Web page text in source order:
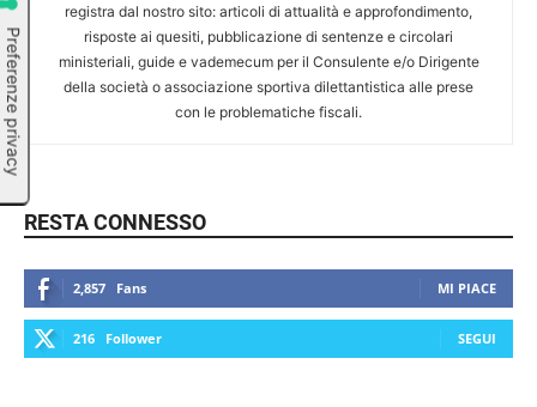
registra dal nostro sito: articoli di attualità e approfondimento,
risposte ai quesiti, pubblicazione di sentenze e circolari
ministeriali, guide e vademecum per il Consulente e/o Dirigente
della società o associazione sportiva dilettantistica alle prese
con le problematiche fiscali.
RESTA CONNESSO
2,857 Fans MI PIACE
216 Follower SEGUI